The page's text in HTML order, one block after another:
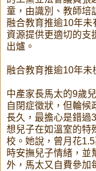
童，由識別、教師培
融合教育推逾10年未
資源提供更適切的支
出爐。
融合教育推逾10年未
中產家長馬太的9歲
自閉症徵狀，但輪候
長久，最擔心是錯過
想兒子在如溫室的特
校。她說，曾月花
時安撫兒子情緒，並
外，馬太又自費參加